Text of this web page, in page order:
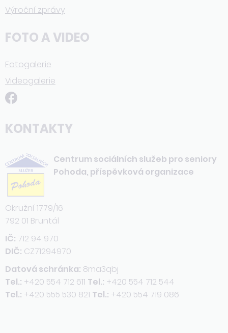
Výroční zprávy
FOTO A VIDEO
Fotogalerie
Videogalerie
KONTAKTY
Centrum sociálních služeb pro seniory
Pohoda, příspěvková organizace
Okružní 1779/16
792 01 Bruntál
IČ: 712 94 970
DIČ: CZ71294970
Datová schránka: 8ma3qbj
Tel.: +420 554 712 611 Tel.: +420 554 712 544
Tel.: +420 555 530 821 Tel.: +420 554 719 086